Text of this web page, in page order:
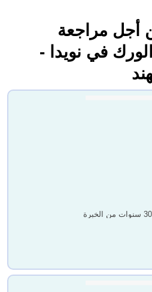
أجل مراجعة
في نويدا -